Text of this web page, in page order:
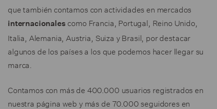
que también contamos con actividades en mercados
internacionales como Francia, Portugal, Reino Unido,
Italia, Alemania, Austria, Suiza y Brasil, por destacar
algunos de los países a los que podemos hacer llegar su
marca.
Contamos con más de 400.000 usuarios registrados en
nuestra página web y más de 70.000 seguidores en